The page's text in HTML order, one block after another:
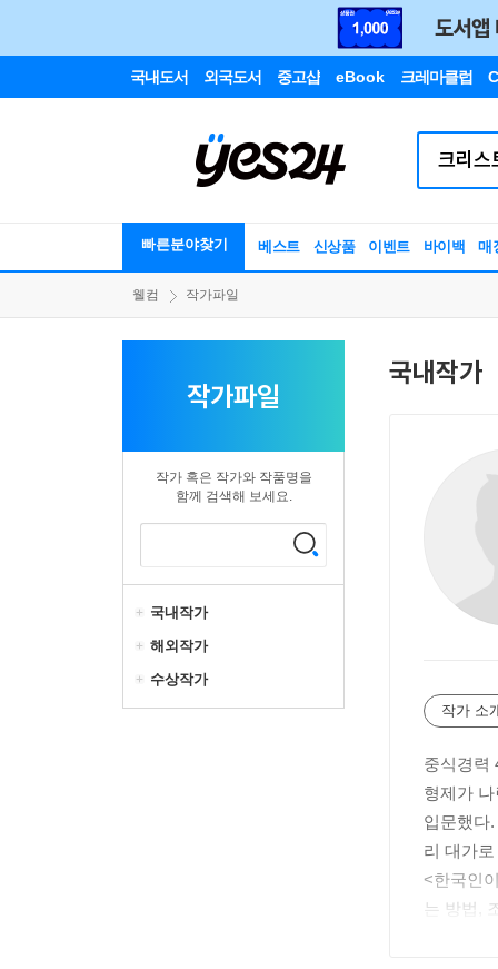
국내도서 외국도서 중고샵 eBook 크레마클럽
빠른분야찾기 베스트 신상품 이벤트 바이백 매
웰컴 작가파일
작가파일
작가 혹은 작가와 작품명을
함께 검색해 보세요.
국내작가
해외작가
수상작가
국내작가
작가 소
중식경력
형제가
입문했다
리 대가
<한국인
는 방법,